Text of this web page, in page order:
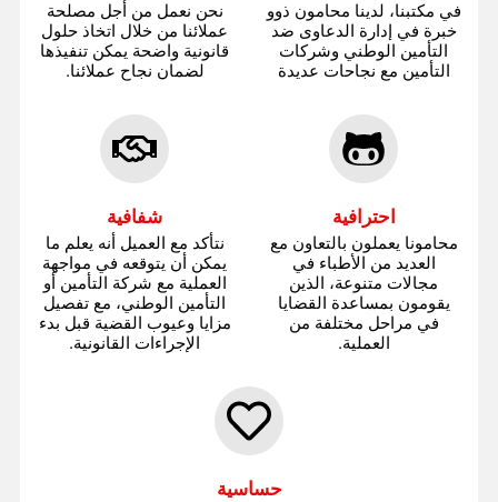
في مكتبنا، لدينا محامون ذوو
خبرة في إدارة الدعاوى ضد
التأمين الوطني وشركات
التأمين مع نجاحات عديدة
نحن نعمل من أجل مصلحة
عملائنا من خلال اتخاذ حلول
قانونية واضحة يمكن تنفيذها
لضمان نجاح عملائنا.
احترافية
محامونا يعملون بالتعاون مع
العديد من الأطباء في
مجالات متنوعة، الذين
يقومون بمساعدة القضايا
في مراحل مختلفة من
العملية.
شفافية
نتأكد مع العميل أنه يعلم ما
يمكن أن يتوقعه في مواجهة
العملية مع شركة التأمين أو
التأمين الوطني، مع تفصيل
مزايا وعيوب القضية قبل بدء
الإجراءات القانونية.
حساسية